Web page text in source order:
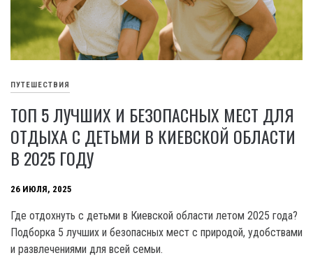
ПУТЕШЕСТВИЯ
ТОП 5 ЛУЧШИХ И БЕЗОПАСНЫХ МЕСТ ДЛЯ
ОТДЫХА С ДЕТЬМИ В КИЕВСКОЙ ОБЛАСТИ
В 2025 ГОДУ
26 ИЮЛЯ, 2025
Где отдохнуть с детьми в Киевской области летом 2025 года?
Подборка 5 лучших и безопасных мест с природой, удобствами
и развлечениями для всей семьи.